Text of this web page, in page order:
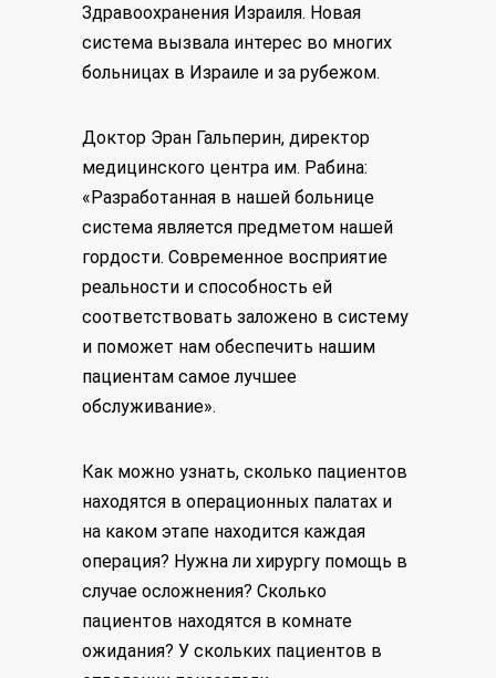
Здравоохранения Израиля. Новая
система вызвала интерес во многих
больницах в Израиле и за рубежом.
Доктор Эран Гальперин, директор
медицинского центра им. Рабина:
«Разработанная в нашей больнице
система является предметом нашей
гордости. Современное восприятие
реальности и способность ей
соответствовать заложено в систему
и поможет нам обеспечить нашим
пациентам самое лучшее
обслуживание».
Как можно узнать, сколько пациентов
находятся в операционных палатах и
на каком этапе находится каждая
операция? Нужна ли хирургу помощь в
случае осложнения? Сколько
пациентов находятся в комнате
ожидания? У скольких пациентов в